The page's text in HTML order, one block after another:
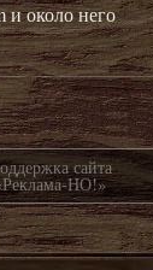
и около него
сайта
НО!»